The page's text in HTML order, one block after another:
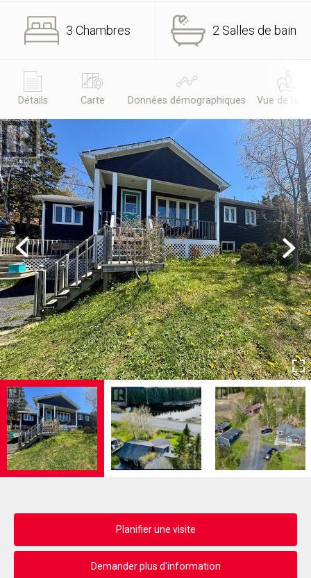
3 Chambres 2 Salles de bain
Détails Carte Données démographiques Vue de la
Previous Next
Planifier une visite
Demander plus d'information